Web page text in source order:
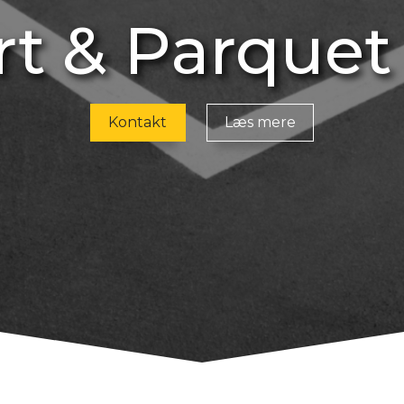
& Parquet
Kontakt Læs mere